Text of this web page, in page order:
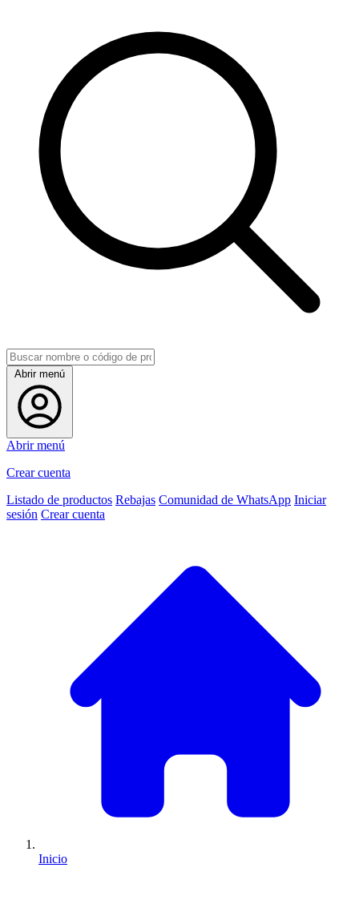
Abrir menú
Abrir menú
Crear cuenta
Listado de productos Rebajas Comunidad de WhatsApp Iniciar
sesión Crear cuenta
Inicio